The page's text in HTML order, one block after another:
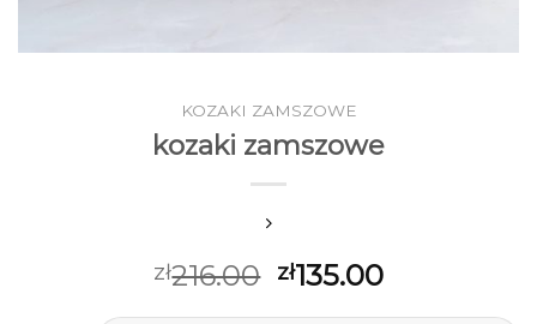
KOZAKI ZAMSZOWE
kozaki zamszowe
zł216.00 zł135.00